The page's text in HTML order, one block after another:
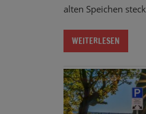
alten Speichen
WEITERLESEN